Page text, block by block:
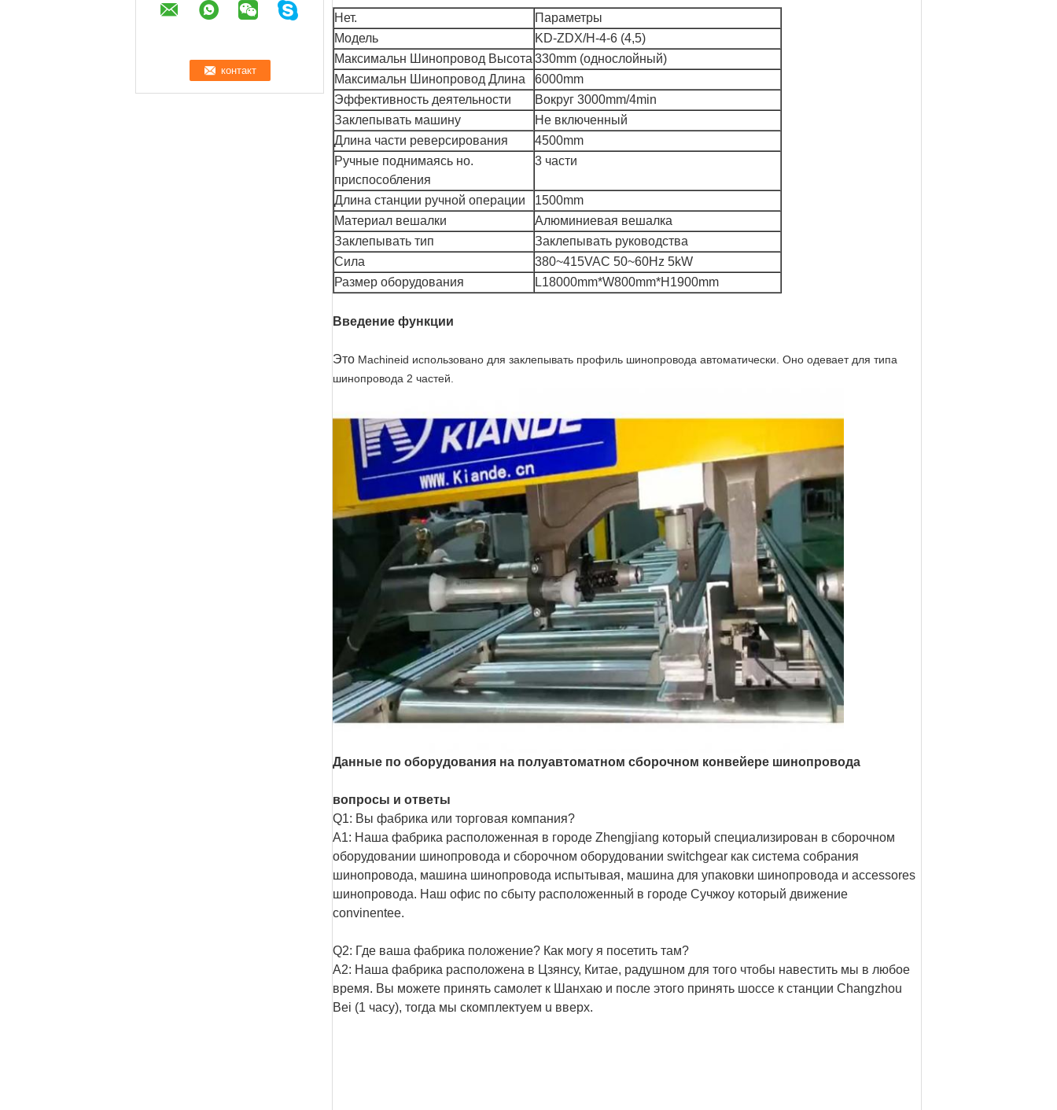
Нет.
Параметры
Модель
KD-ZDX/H-4-6 (4,5)
Максимальн Шинопровод Высота 330mm (однослойный)
Максимальн Шинопровод Длина
6000mm
Эффективность деятельности
Вокруг 3000mm/4min
Заклепывать машину
Не включенный
Длина части реверсирования
4500mm
Ручные поднимаясь но.
приспособления
3 части
Длина станции ручной операции
1500mm
Материал вешалки
Алюминиевая вешалка
Заклепывать тип
Заклепывать руководства
Сила
380~415VAC 50~60Hz 5kW
Размер оборудования
L18000mm*W800mm*H1900mm
Введение функции
Это Machineid использовано для заклепывать профиль шинопровода автоматически. Оно одевает для типа
шинопровода 2 частей.
Данные по оборудования на полуавтоматном сборочном конвейере шинопровода
вопросы и ответы
Q1: Вы фабрика или торговая компания?
A1: Наша фабрика расположенная в городе Zhengjiang который специализирован в сборочном
оборудовании шинопровода и сборочном оборудовании switchgear как система собрания
шинопровода, машина шинопровода испытывая, машина для упаковки шинопровода и accessores
шинопровода. Наш офис по сбыту расположенный в городе Сучжоу который движение
convinentее.
Q2: Где ваша фабрика положение? Как могу я посетить там?
A2: Наша фабрика расположена в Цзянсу, Китае, радушном для того чтобы навестить мы в любое
время. Вы можете принять самолет к Шанхаю и после этого принять шоссе к станции Changzhou
Bei (1 часу), тогда мы скомплектуем u вверх.